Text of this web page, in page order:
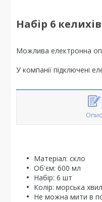
Набір 6
У компанії підключені
Опис
Матеріал: скло
Об'єм: 600 мл
Набір: 6 шт
Колір: морська
Не можна мити в